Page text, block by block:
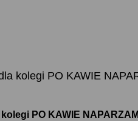
kolegi PO KAWIE
PO KAWIE